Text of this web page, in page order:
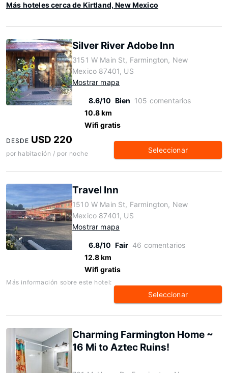
Más hoteles cerca de Kirtland, New Mexico
Silver River Adobe Inn
3151 W Main St, Farmington, New
Mexico 87401, US
Mostrar mapa
8.6/10 Bien 105 comentarios
10.8 km
Wifi gratis
DESDE USD 220
por habitación / por noche Seleccionar
Travel Inn
1510 W Main St, Farmington, New
Mexico 87401, US
Mostrar mapa
6.8/10 Fair 46 comentarios
12.8 km
Wifi gratis
Más información sobre este hotel:
Seleccionar
Charming Farmington Home ~
16 Mi to Aztec Ruins!